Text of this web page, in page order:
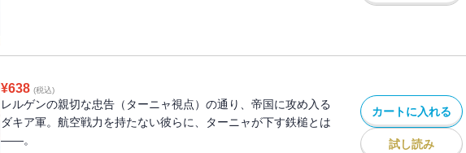
¥638 (税込)
レルゲンの親切な忠告（ターニャ視点）の通り、帝国に攻め入る
ダキア軍。航空戦力を持たない彼らに、ターニャが下す鉄槌とは
――。
カートに入れる
試し読み